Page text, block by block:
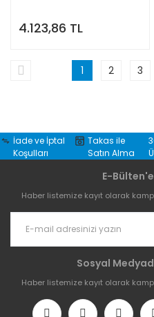
4.123,86 TL
1 2 3
İade ve İptal
Koşulları
Takas ile
Satın Alma
E-
Haber listemize kayıt olarak
Sosyal
Haber listemize kayıt olarak